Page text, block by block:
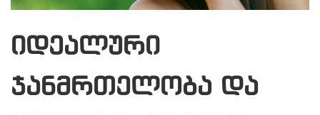
იდეალური
ჯანმრთელობა და